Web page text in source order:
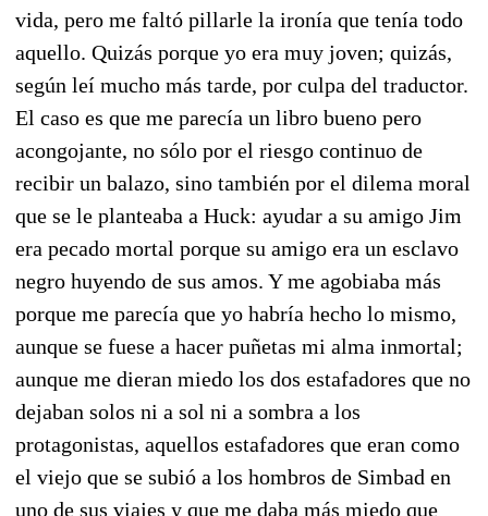
vida, pero me faltó pillarle la ironía que tenía todo
aquello. Quizás porque yo era muy joven; quizás,
según leí mucho más tarde, por culpa del traductor.
El caso es que me parecía un libro bueno pero
acongojante, no sólo por el riesgo continuo de
recibir un balazo, sino también por el dilema moral
que se le planteaba a Huck: ayudar a su amigo Jim
era pecado mortal porque su amigo era un esclavo
negro huyendo de sus amos. Y me agobiaba más
porque me parecía que yo habría hecho lo mismo,
aunque se fuese a hacer puñetas mi alma inmortal;
aunque me dieran miedo los dos estafadores que no
dejaban solos ni a sol ni a sombra a los
protagonistas, aquellos estafadores que eran como
el viejo que se subió a los hombros de Simbad en
uno de sus viajes y que me daba más miedo que